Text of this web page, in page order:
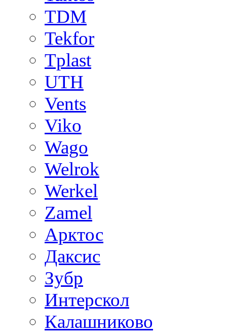
TDM
Tekfor
Tplast
UTH
Vents
Viko
Wago
Welrok
Werkel
Zamel
Арктос
Даксис
Зубр
Интерскол
Калашниково